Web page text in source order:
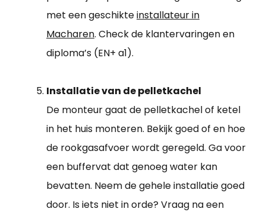
met een geschikteinstallateur in
Macharen. Check de klantervaringen en
diploma’s (EN+ a1).
Installatie van de pelletkachel
De monteur gaat de pelletkachel of ketel
in het huis monteren. Bekijk goed of en hoe
de rookgasafvoer wordt geregeld. Ga voor
een buffervat dat genoeg water kan
bevatten. Neem de gehele installatie goed
door. Is iets niet in orde? Vraag na een